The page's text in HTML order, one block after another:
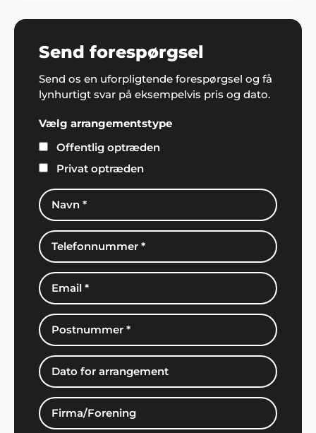
Send forespørgsel
Send os en uforpligtende forespørgsel og få
lynhurtigt svar på eksempelvis pris og dato.
Vælg arrangementstype
Offentlig optræden
Privat optræden
Knud Andersen, Faxe
"Det var en stor fornøjelse at finde underholdning
til vores reception hos Showbizz Danmark, hvor
udvalget i kunstnere er stort og bookingen foregik
nemt".